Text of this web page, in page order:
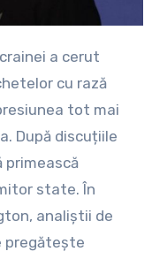
cu rază
tot mai
După discuțiile
primească
state. În
analiștii de
pregătește